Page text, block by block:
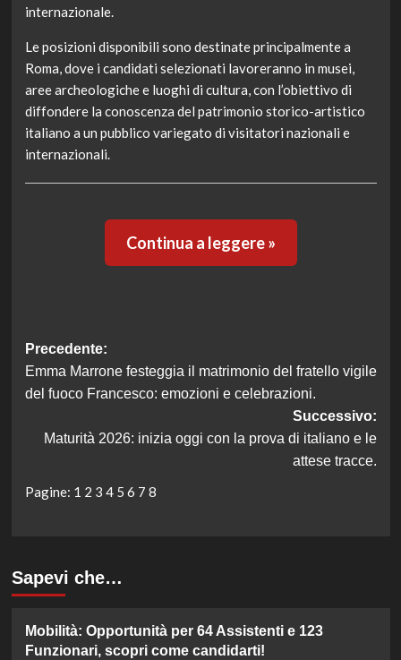
internazionale.
Le posizioni disponibili sono destinate principalmente a
Roma, dove i candidati selezionati lavoreranno in musei,
aree archeologiche e luoghi di cultura, con l’obiettivo di
diffondere la conoscenza del patrimonio storico-artistico
italiano a un pubblico variegato di visitatori nazionali e
internazionali.
Continua a leggere »
Navigazione
articolo
Precedente:
Emma Marrone festeggia il matrimonio del fratello vigile
del fuoco Francesco: emozioni e celebrazioni.
Successivo:
Maturità 2026: inizia oggi con la prova di italiano e le
attese tracce.
Pagine: 1 2 3 4 5 6 7 8
Sapevi che…
Mobilità: Opportunità per 64 Assistenti e 123
Funzionari, scopri come candidarti!